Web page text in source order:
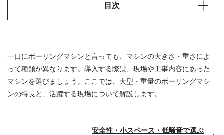
目次
一口にボーリングマシンと言っても、マシンの大きさ・重さによ
って種類が異なります。導入する際は、現場や工事内容にあった
マシンを選びましょう。ここでは、大型・重量のボーリングマシ
ンの特長と、活躍する現場について解説します。
安全性・小スペース・低騒音で選ぶ